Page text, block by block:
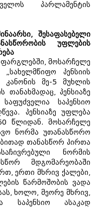
პარლამენტის
შესაფასებელი
უფლების
ფარგლებში, მოსარჩელე
პენსიის
კანონის მე-5 მუხლის
პენსიაზე
საპენსიო
პენსიაზე უფლება
წლიდან. მოსარჩელე
ნორმა უთანასწორო
თანასწორ პირთა
ნორმის
მდგომარეობაში
ერთი მხრივ ქალები,
წარმოშობის ვადა
ხოლო, მეორე მხრივ,
საპენსიო ასაკად